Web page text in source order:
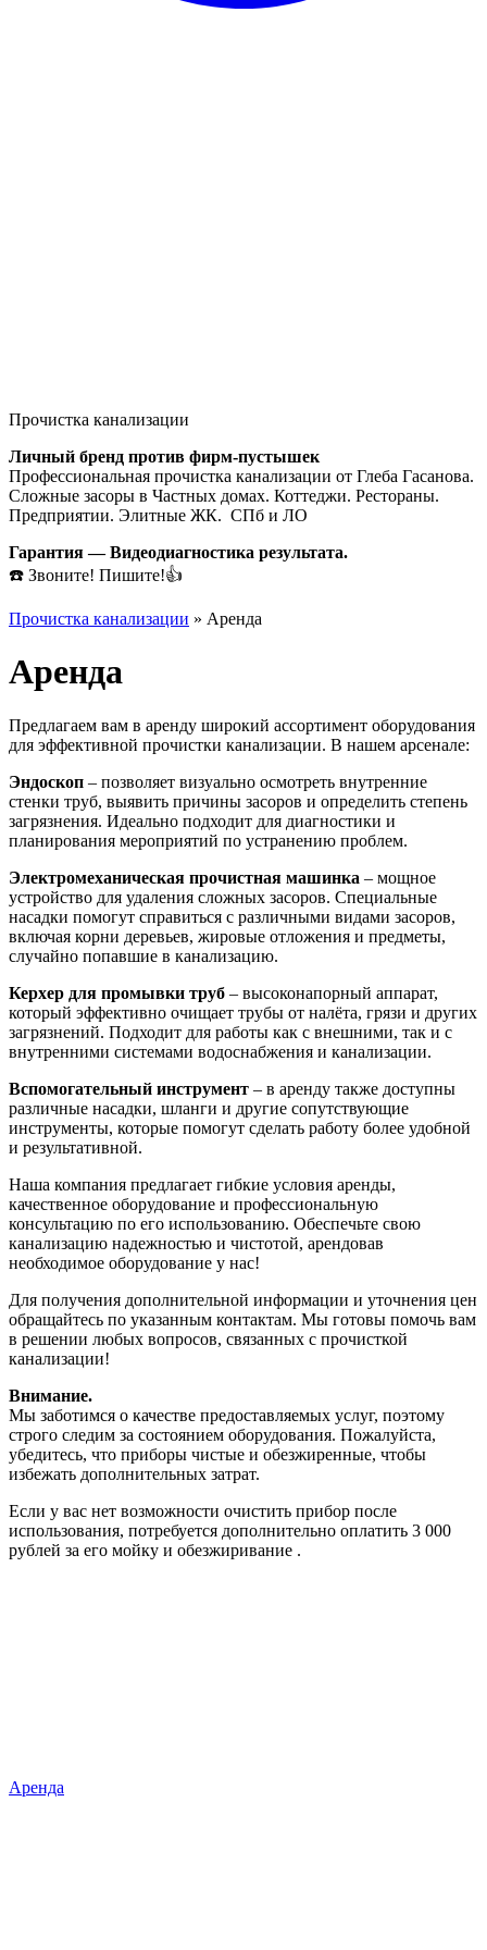
Прочистка канализации
Личный бренд против фирм-пустышек
Профессиональная прочистка канализации от Глеба Гасанова.
Сложные засоры в Частных домах. Коттеджи. Рестораны.
Предприятии. Элитные ЖК. СПб и ЛО
Гарантия — Видеодиагностика результата.
☎️ Звоните! Пишите!👍
Прочистка канализации » Аренда
Аренда
Предлагаем вам в аренду широкий ассортимент оборудования
для эффективной прочистки канализации. В нашем арсенале:
Эндоскоп – позволяет визуально осмотреть внутренние
стенки труб, выявить причины засоров и определить степень
загрязнения. Идеально подходит для диагностики и
планирования мероприятий по устранению проблем.
Электромеханическая прочистная машинка – мощное
устройство для удаления сложных засоров. Специальные
насадки помогут справиться с различными видами засоров,
включая корни деревьев, жировые отложения и предметы,
случайно попавшие в канализацию.
Керхер для промывки труб – высоконапорный аппарат,
который эффективно очищает трубы от налёта, грязи и других
загрязнений. Подходит для работы как с внешними, так и с
внутренними системами водоснабжения и канализации.
Вспомогательный инструмент – в аренду также доступны
различные насадки, шланги и другие сопутствующие
инструменты, которые помогут сделать работу более удобной
и результативной.
Наша компания предлагает гибкие условия аренды,
качественное оборудование и профессиональную
консультацию по его использованию. Обеспечьте свою
канализацию надежностью и чистотой, арендовав
необходимое оборудование у нас!
Для получения дополнительной информации и уточнения цен
обращайтесь по указанным контактам. Мы готовы помочь вам
в решении любых вопросов, связанных с прочисткой
канализации!
Внимание.
Мы заботимся о качестве предоставляемых услуг, поэтому
строго следим за состоянием оборудования. Пожалуйста,
убедитесь, что приборы чистые и обезжиренные, чтобы
избежать дополнительных затрат.
Если у вас нет возможности очистить прибор после
использования, потребуется дополнительно оплатить 3 000
рублей за его мойку и обезжиривание .
Аренда